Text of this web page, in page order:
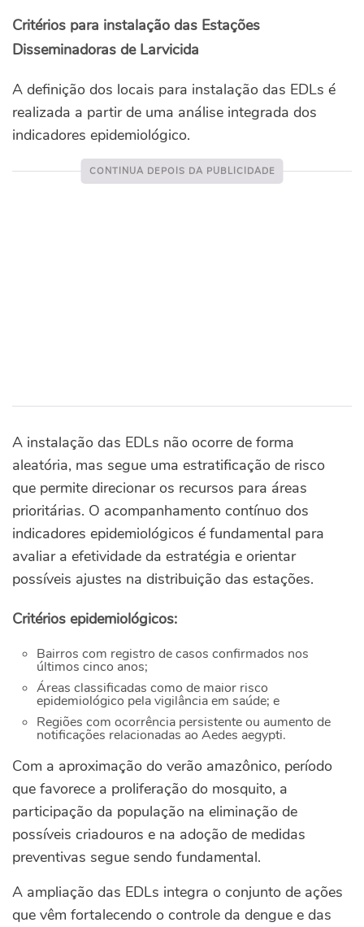
Critérios para instalação das Estações
Disseminadoras de Larvicida
A definição dos locais para instalação das EDLs é
realizada a partir de uma análise integrada dos
indicadores epidemiológico.
A instalação das EDLs não ocorre de forma
aleatória, mas segue uma estratificação de risco
que permite direcionar os recursos para áreas
prioritárias. O acompanhamento contínuo dos
indicadores epidemiológicos é fundamental para
avaliar a efetividade da estratégia e orientar
possíveis ajustes na distribuição das estações.
Critérios epidemiológicos:
Bairros com registro de casos confirmados nos
últimos cinco anos;
Áreas classificadas como de maior risco
epidemiológico pela vigilância em saúde; e
Regiões com ocorrência persistente ou aumento de
notificações relacionadas ao Aedes aegypti.
Com a aproximação do verão amazônico, período
que favorece a proliferação do mosquito, a
participação da população na eliminação de
possíveis criadouros e na adoção de medidas
preventivas segue sendo fundamental.
A ampliação das EDLs integra o conjunto de ações
que vêm fortalecendo o controle da dengue e das